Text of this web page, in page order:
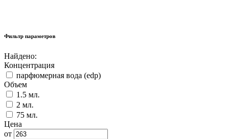
Фильтр параметров
Найдено:
Концентрация
парфюмерная вода (edp)
Объем
1.5 мл.
2 мл.
75 мл.
Цена
от